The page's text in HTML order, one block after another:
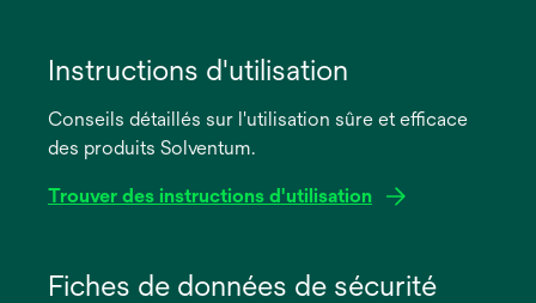
Instructions d'utilisation
Conseils détaillés sur l'utilisation sûre et efficace
des produits Solventum.
Trouver des instructions d'utilisation
dansFiches de données de sécurité